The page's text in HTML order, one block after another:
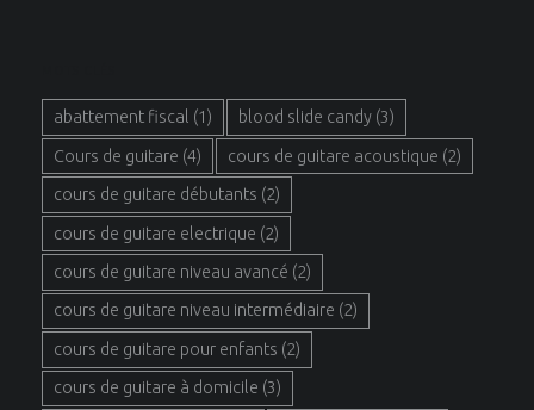
abattement fiscal (1) blood slide candy(3)
Cours de guitare (4) cours de guitare acoustique (2)
cours de guitare débutants (2)
cours de guitare electrique (2)
cours de guitare niveau avancé (2)
cours de guitare niveau intermédiaire (2)
cours de guitare pour enfants (2)
cours de guitare à domicile (3)